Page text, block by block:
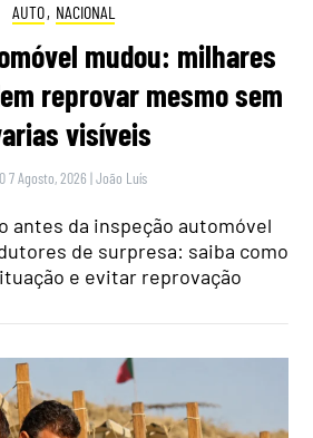
AUTO, NACIONAL
mudou: milhares
reprovar mesmo sem
visíveis
7 Agosto, 2026 |João Luís
antes da inspeção automóvel
de surpresa: saiba como
e evitar reprovação